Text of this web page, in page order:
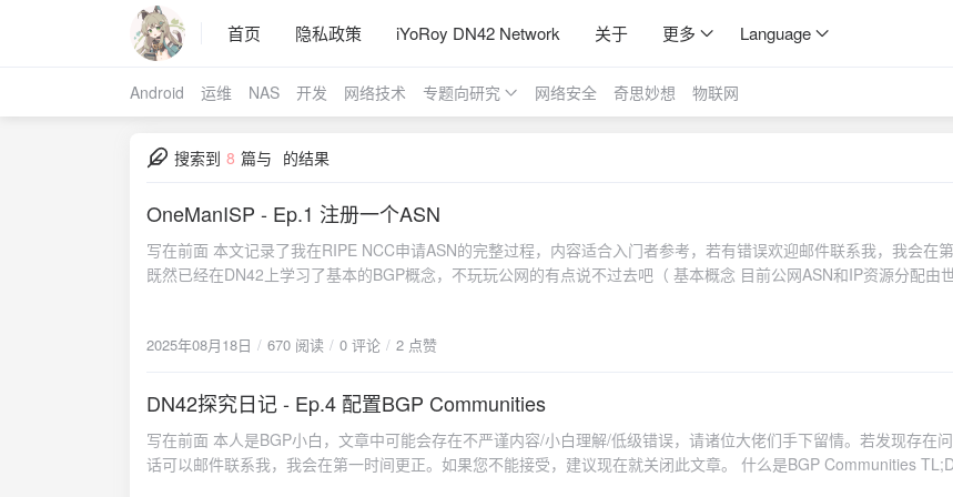
首页 隐私政策 iYoRoy DN42 Network 关于 更多 Language
Android 运维 NAS 开发 网络技术 专题向研究 网络安全 奇思妙想 物联网
搜索到 8 篇与 的结果
OneManISP - Ep.1 注册一个ASN
写在前面 本文记录了我在RIPE NCC申请ASN的完整过程，内容适合入门者参考，若有错误欢迎邮件联系我，我会在第
既然已经在DN42上学习了基本的BGP概念，不玩玩公网的有点说不过去吧（ 基本概念 目前公网ASN和IP资源分配由
（Local Internet Registry, LIR） ，再由LIR授权给个人。当然，个人用户也可以注册成为LIR，但是这一般而言一般是
NCC，APNIC的费用普遍要高30%左右；并且RIPE NCC提供了一套在线管理系统，用户可以自己修改信息、查询进度
则需要联系LIR处理。综合而言，我选择在RIPE NCC申请ASN。 申请到的资源（ASN、IP都算）一般分为两种： PA（Provider
Aggregatable）资源: 属于LIR，由LIR注册授权给你用的资源 PI（Provider Independent）资源: 属于你自己的资源，
较高 准备阶段 选择一个LIR 上网查询LIR Service，可以找到很多提供这类服务的商家。目前RIPE NCC会向PI资源收取一年50EUR
2025年08月18日 670 阅读 0 评论 2 点赞
DN42探究日记 - Ep.4 配置BGP Communities
写在前面 本人是BGP小白，文章中可能会存在不严谨内容/小白理解/低级错误，请诸位大佬们手下留情。若发现存在
话可以邮件联系我，我会在第一时间更正。如果您不能接受，建议现在就关闭此文章。 什么是BGP Communities TL;DR: BGP